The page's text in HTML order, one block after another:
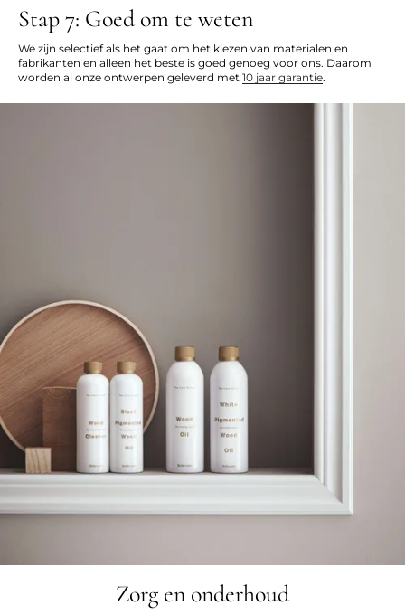
Stap 7: Goed om te weten
We zijn selectief als het gaat om het kiezen van materialen en
fabrikanten en alleen het beste is goed genoeg voor ons. Daarom
worden al onze ontwerpen geleverd met 10 jaar garantie.
Zorg en onderhoud